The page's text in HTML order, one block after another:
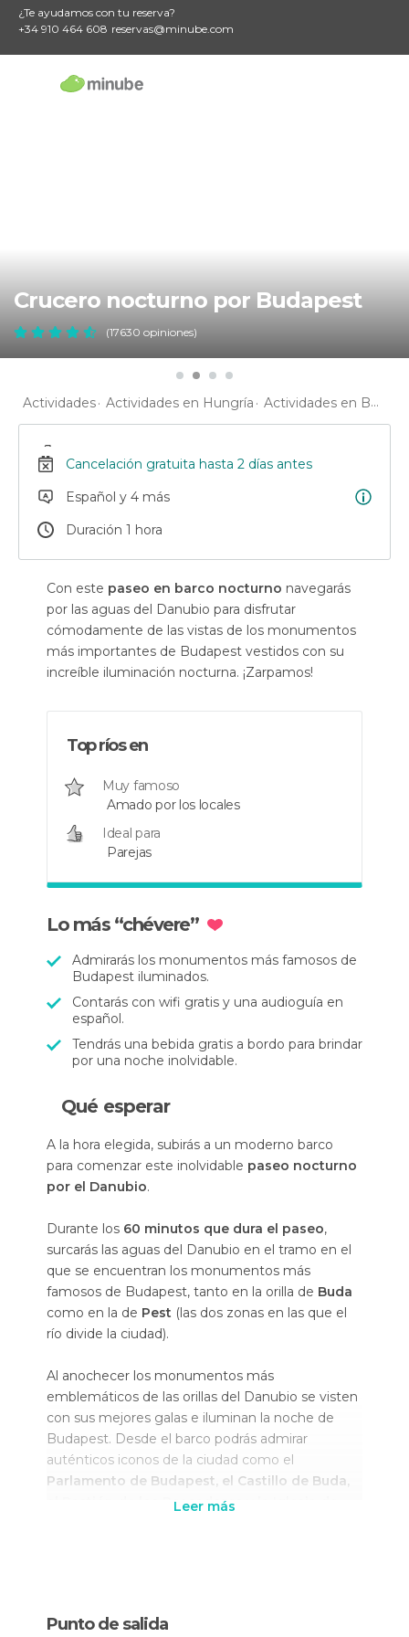
¿Te ayudamos con tu reserva?
+34 910 464 608 reservas@minube.com
Crucero nocturno por Budapest
(17630 opiniones)
Actividades Actividades en Hungría Actividades en Budapest
Cancelación gratuita hasta 2 días antes
Español y 4 más
Duración 1 hora
Con este paseo en barco nocturno navegarás
por las aguas del Danubio para disfrutar
cómodamente de las vistas de los monumentos
más importantes de Budapest vestidos con su
increíble iluminación nocturna. ¡Zarpamos!
Top ríos en
Muy famoso
Amado por los locales
Ideal para
Parejas
Lo más “chévere”
Admirarás los monumentos más famosos de
Budapest iluminados.
Contarás con wifi gratis y una audioguía en
español.
Tendrás una bebida gratis a bordo para brindar
por una noche inolvidable.
Qué esperar
A la hora elegida, subirás a un moderno barco
para comenzar este inolvidable paseo nocturno
por el Danubio.
Durante los 60 minutos que dura el paseo,
surcarás las aguas del Danubio en el tramo en el
que se encuentran los monumentos más
famosos de Budapest, tanto en la orilla de Buda
como en la de Pest (las dos zonas en las que el
río divide la ciudad).
Al anochecer los monumentos más
emblemáticos de las orillas del Danubio se visten
con sus mejores galas e iluminan la noche de
Budapest. Desde el barco podrás admirar
auténticos iconos de la ciudad como el
Parlamento de Budapest, el Castillo de Buda,
el Bastión de los Pescadores y la Iglesia de
balneeario.
Leer más
Punto de salida